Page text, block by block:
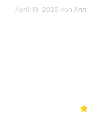
April 19, 2025 von